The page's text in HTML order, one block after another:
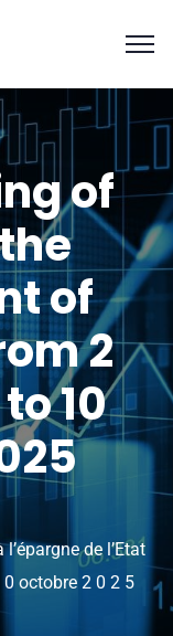
of
of
2
10
de l’Etat
octobre 2 0 2 5